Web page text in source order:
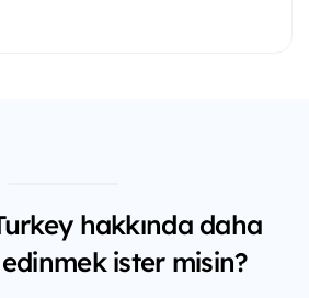
hakkında daha
ister misin?